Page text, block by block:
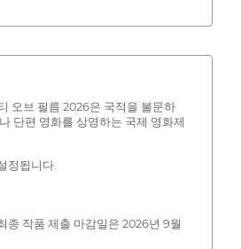
오브 필름 2026은 국적을 불문하
단편 영화를 상영하는 국제 영화제
정됩니다.
종 작품 제출 마감일은 2026년 9월